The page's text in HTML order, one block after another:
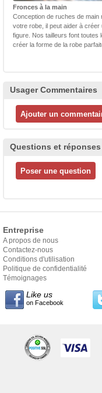
Fronces à la main
Conception de ruches de
votre robe, il peut aider à créer
figure. Nos tailleurs font toutes
créer la forme de la robe
Usager Commentaires
Questions et réponses
Entreprise
A propos de nous
Contactez-nous
Conditions d'utilisation
Politique de confidentialité
Témoignages
Like us
on Facebook